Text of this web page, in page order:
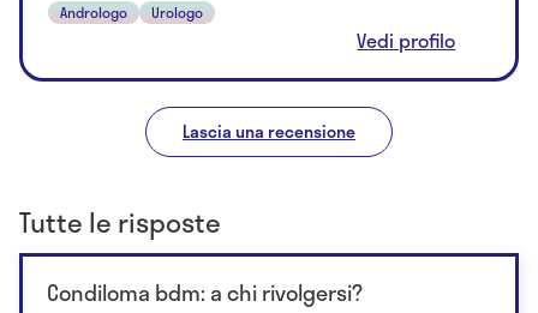
Andrologo Urologo
Vedi profilo
Lascia una recensione
Tutte le risposte
Condiloma bdm: a chi rivolgersi?